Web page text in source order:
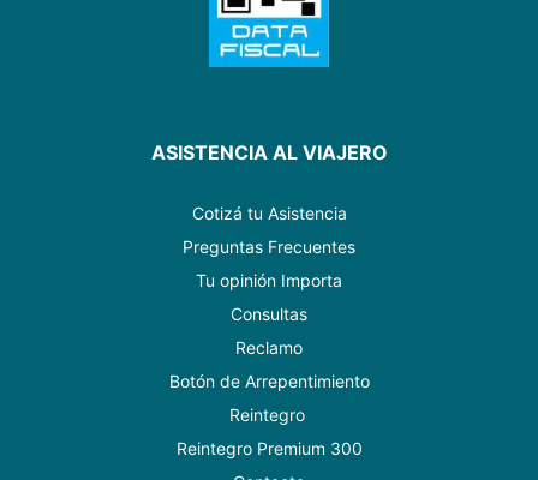
ASISTENCIA AL VIAJERO
Cotizá tu Asistencia
Preguntas Frecuentes
Tu opinión Importa
Consultas
Reclamo
Botón de Arrepentimiento
Reintegro
Reintegro Premium 300